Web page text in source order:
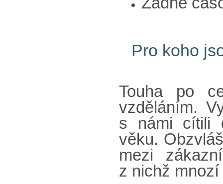
Pro koho
Touha po
vzděláním.
s námi cítili
věku.
mezi
z nichž